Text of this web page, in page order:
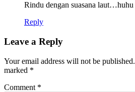
Rindu dengan suasana laut…huhu
Reply
Leave a Reply
Your email address will not be published.
marked *
Comment *